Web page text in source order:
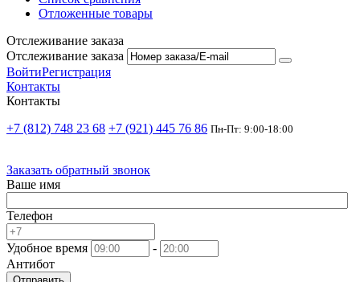
Отложенные товары
Отслеживание заказа
Отслеживание заказа
ВойтиРегистрация
Контакты
Контакты
+7 (812) 748 23 68 +7 (921) 445 76 86 Пн-Пт: 9:00-18:00
Заказать обратный звонок
Ваше имя
Телефон
Удобное время
-
Антибот